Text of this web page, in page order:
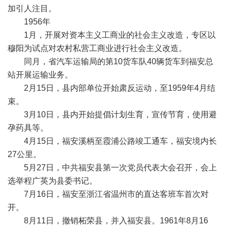
加引人注目。
1956年
1月，开展对资本主义工商业的社会主义改造，专区以
穆阳为试点对农村私营工商业进行社会主义改造。
同月，省汽车运输局的第10货车队40辆货车到福安总
站开展运输业务。
2月15日，县内部单位开始肃反运动，至1959年4月结
束。
3月10日，县内开始提倡计划生育，宣传节育，使用避
孕药具等。
4月15日，福安溪柄至霞浦公路竣工通车，福安境内长
27公里。
5月27日，中共福安县第一次党员代表大会召开，会上
选举程广英为县委书记。
7月16日，福安至浙江省温州市的直达客班车首次对
开。
8月11日，撤销柘荣县，并入福安县。1961年8月16